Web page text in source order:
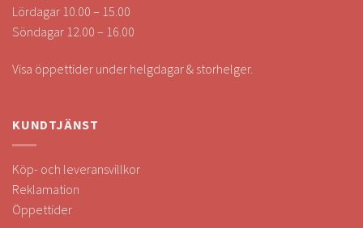
Lördagar 10.00 – 15.00
Söndagar 12.00 – 16.00
Visa öppettider under helgdagar & storhelger.
KUNDTJÄNST
Köp- och leveransvillkor
Reklamation
Öppettider